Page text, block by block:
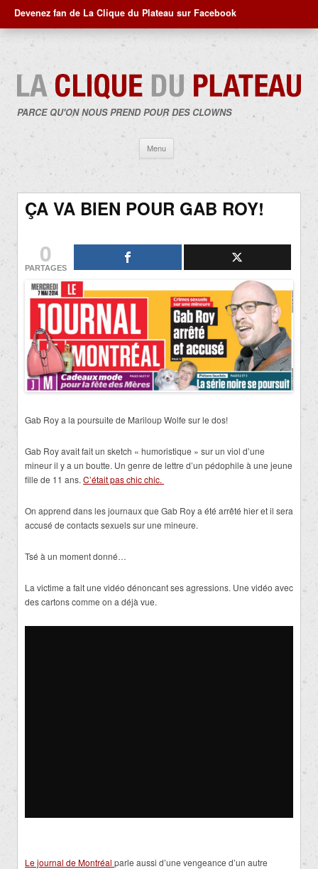
Devenez fan de La Clique du Plateau sur Facebook
PARCE QU'ON NOUS PREND POUR DES CLOWNS
Menu
contenu
ÇA VA BIEN POUR GAB ROY!
0
PARTAGES
Gab Roy a la poursuite de Mariloup Wolfe sur le dos!
Gab Roy avait fait un sketch « humoristique » sur un viol d’une
mineur il y a un boutte. Un genre de lettre d’un pédophile à une jeune
fille de 11 ans. C’était pas chic chic.
On apprend dans les journaux que Gab Roy a été arrêté hier et il sera
accusé de contacts sexuels sur une mineure.
Tsé à un moment donné…
La victime a fait une vidéo dénoncant ses agressions. Une vidéo avec
des cartons comme on a déjà vue.
Le journal de Montréal parle aussi d’une vengeance d’un autre